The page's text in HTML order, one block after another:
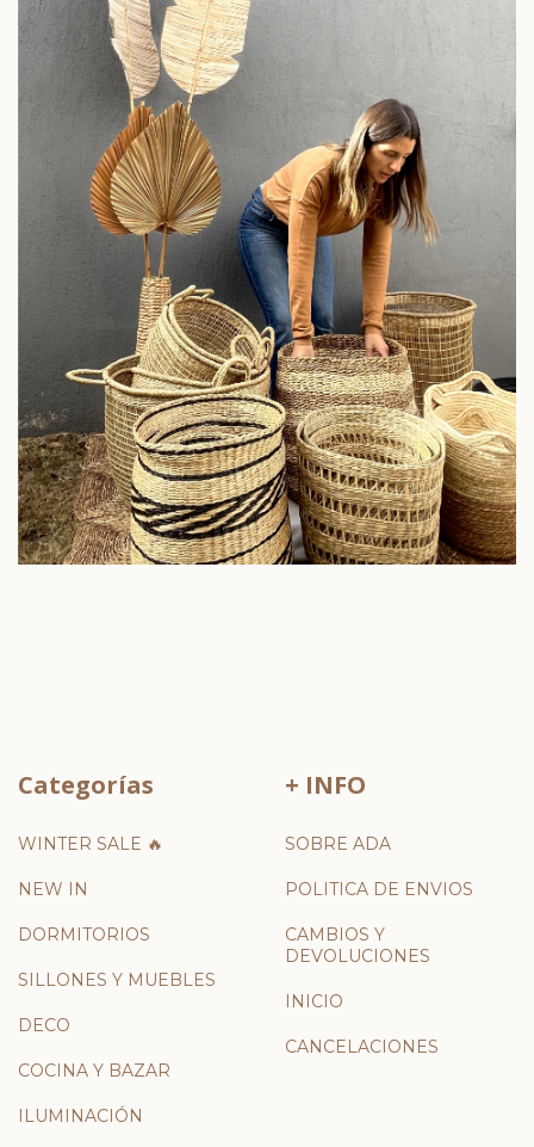
Categorías
WINTER SALE 🔥
NEW IN
DORMITORIOS
SILLONES Y MUEBLES
DECO
COCINA Y BAZAR
ILUMINACIÓN
+ INFO
SOBRE ADA
POLITICA DE ENVIOS
CAMBIOS Y
DEVOLUCIONES
INICIO
CANCELACIONES